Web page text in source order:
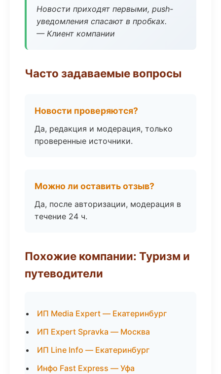
Новости приходят первыми, push-
уведомления спасают в пробках.
— Клиент компании
Часто задаваемые вопросы
Новости проверяются?
Да, редакция и модерация, только
проверенные источники.
Можно ли оставить отзыв?
Да, после авторизации, модерация в
течение 24 ч.
Похожие компании: Туризм и
путеводители
ИП Media Expert — Екатеринбург
ИП Expert Spravka — Москва
ИП Line Info — Екатеринбург
Инфо Fast Express — Уфа